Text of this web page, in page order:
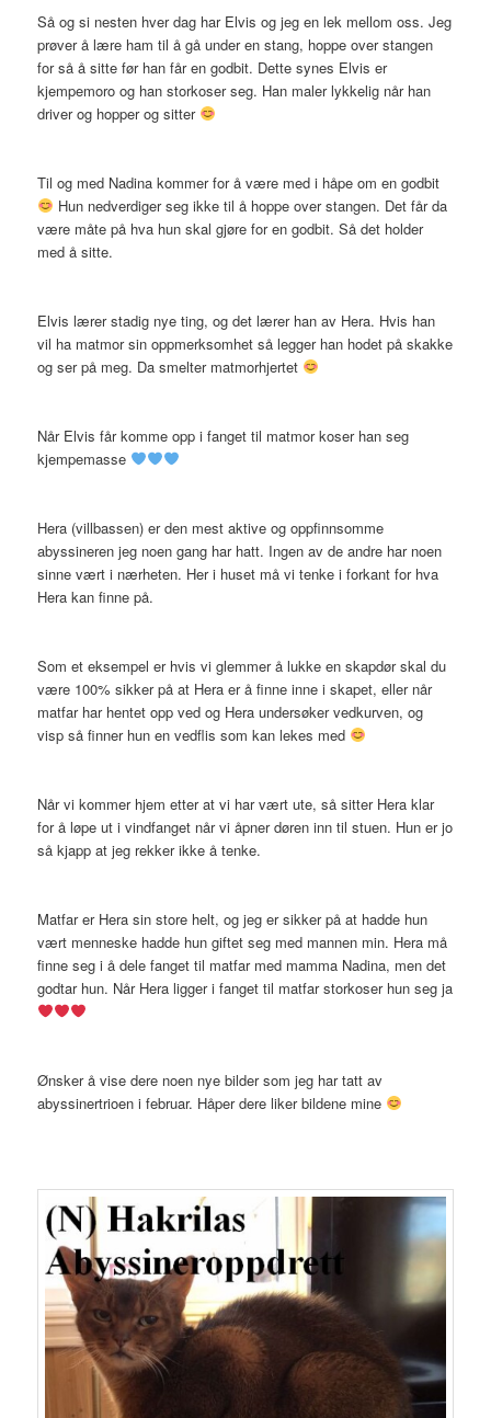
Så og si nesten hver dag har Elvis og jeg en lek mellom oss. Jeg
prøver å lære ham til å gå under en stang, hoppe over stangen
for så å sitte før han får en godbit. Dette synes Elvis er
kjempemoro og han storkoser seg. Han maler lykkelig når han
driver og hopper og sitter
Til og med Nadina kommer for å være med i håpe om en godbit
Hun nedverdiger seg ikke til å hoppe over stangen. Det får da
være måte på hva hun skal gjøre for en godbit. Så det holder
med å sitte.
Elvis lærer stadig nye ting, og det lærer han av Hera. Hvis han
vil ha matmor sin oppmerksomhet så legger han hodet på skakke
og ser på meg. Da smelter matmorhjertet
Når Elvis får komme opp i fanget til matmor koser han seg
kjempemasse
Hera (villbassen) er den mest aktive og oppfinnsomme
abyssineren jeg noen gang har hatt. Ingen av de andre har noen
sinne vært i nærheten. Her i huset må vi tenke i forkant for hva
Hera kan finne på.
Som et eksempel er hvis vi glemmer å lukke en skapdør skal du
være 100% sikker på at Hera er å finne inne i skapet, eller når
matfar har hentet opp ved og Hera undersøker vedkurven, og
visp så finner hun en vedflis som kan lekes med
Når vi kommer hjem etter at vi har vært ute, så sitter Hera klar
for å løpe ut i vindfanget når vi åpner døren inn til stuen. Hun er jo
så kjapp at jeg rekker ikke å tenke.
Matfar er Hera sin store helt, og jeg er sikker på at hadde hun
vært menneske hadde hun giftet seg med mannen min. Hera må
finne seg i å dele fanget til matfar med mamma Nadina, men det
godtar hun. Når Hera ligger i fanget til matfar storkoser hun seg ja
Ønsker å vise dere noen nye bilder som jeg har tatt av
abyssinertrioen i februar. Håper dere liker bildene mine